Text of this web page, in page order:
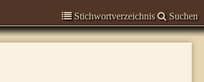
Stichwortverzeichnis Suchen